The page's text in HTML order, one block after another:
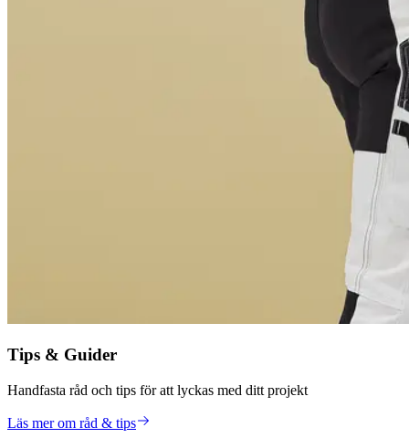
Tips & Guider
Handfasta råd och tips för att lyckas med ditt projekt
Läs mer om råd & tips